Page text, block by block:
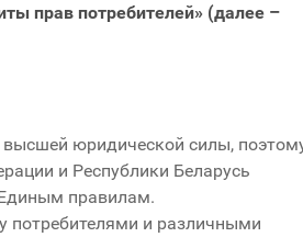
прав потребителей» (далее –
юридической силы,
и Республики Беларусь
правилам.
потребителями и различными